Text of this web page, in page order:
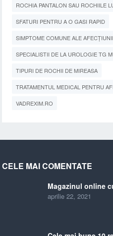
ROCHIA PANTALON SAU ROCHIILE
SFATURI PENTRU A O GASI RAPID
SIMPTOME COMUNE ALE
SPECIALISTII DE LA UROLOGIE TG
TIPURI DE ROCHII DE MIREASA
TRATAMENTUL MEDICAL PENTRU
VADREXIM.RO
CELE MAI COMENTATE
Magazinul online
aprilie 22, 2021